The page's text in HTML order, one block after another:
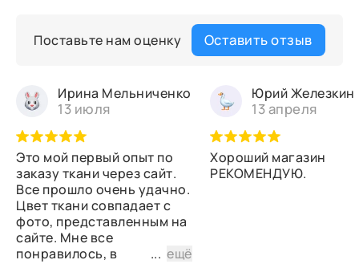
Поставьте нам оценку Оставить отзыв
Ирина Мельниченко
13 июля
Это мой первый опыт по
заказу ткани через сайт.
Все прошло очень удачно.
Цвет ткани совпадает с
фото, представленным на
сайте. Мне все
понравилось, в
...ещё
Юрий Железкин
13 апреля
Хороший магазин
РЕКОМЕНДУЮ.